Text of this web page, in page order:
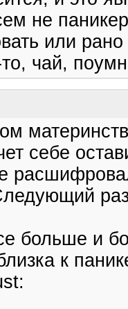
не
или
чай,
себе
больше и
к